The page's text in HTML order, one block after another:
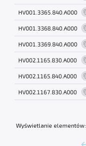
HV001.3365.840.A000
HV001.3368.840.A000
HV001.3369.840.A000
HV002.1165.830.A000
HV002.1165.840.A000
HV002.1167.830.A000
Wyświetlanie elementów: